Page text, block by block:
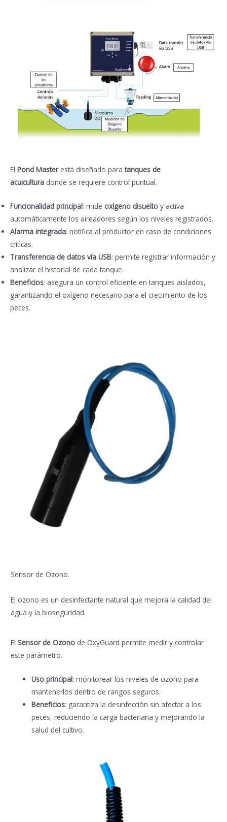
El Pond Masterestá diseñado paratanques de
acuicultura donde se requiere control puntual.
Funcionalidad principal: mide oxígeno disuelto y activa
automáticamente los aireadores según los niveles registrados.
Alarma integrada: notifica al productor en caso de condiciones
críticas.
Transferencia de datos vía USB: permite registrar información y
analizar el historial de cada tanque.
Beneficios: asegura un control eficiente en tanques aislados,
garantizando el oxígeno necesario para el crecimiento de los
peces.
Sensor de Ozono.
El ozono es un desinfectante natural que mejora la calidad del
agua y la bioseguridad.
El Sensor de Ozonode OxyGuard permite medir y controlar
este parámetro.
Uso principal: monitorear los niveles de ozono para
mantenerlos dentro de rangos seguros.
Beneficios: garantiza la desinfección sin afectar a los
peces, reduciendo la carga bacteriana y mejorando la
salud del cultivo.